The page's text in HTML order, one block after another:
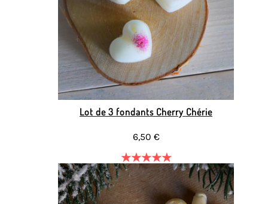
Lot de 3 fondants Cherry Chérie
6,50 €
★★★★★